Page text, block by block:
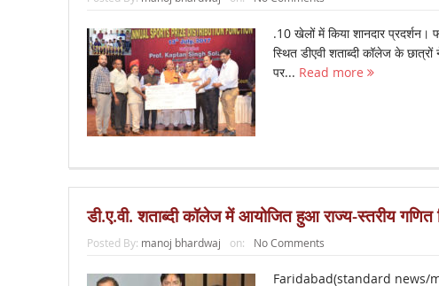
.10 खेलों में किया शानदार
स्थित डीएवी शताब्दी कॉलेज के
पर... Read more
डी.ए.वी. शताब्दी कॉलेज में आयोजित हुआ राज्य-स्तरीय गणित
Posted By: manoj bhardwaj on: No Comments
Faridabad(standard news/